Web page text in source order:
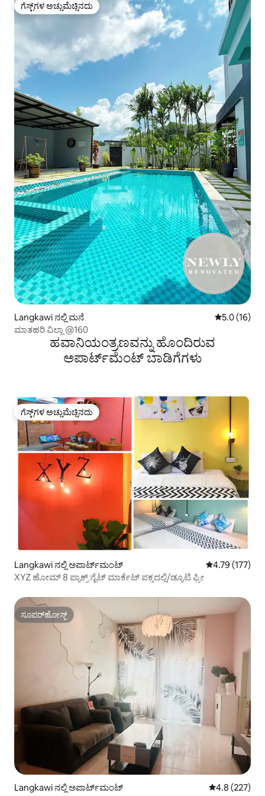
ಗೆಸ್ಟ್‌ಗಳ ಅಚ್ಚುಮೆಚ್ಚಿನದು
ಗೆಸ್ಟ್‌ಗಳ ಅಚ್ಚುಮೆಚ್ಚಿನದು
Langkawi ನಲ್ಲಿ ಮನೆ 5 ರಲ್ಲಿ 5.0
5.0 (16)
ಮಾತಹರಿ ವಿಲ್ಲಾ @160
ಹವಾನಿಯಂತ್ರಣವನ್ನು ಹೊಂದಿರುವ
ಅಪಾರ್ಟ್‌ಮೆಂಟ್‌ ಬಾಡಿಗೆಗಳು
ಗೆಸ್ಟ್‌ಗಳ ಅಚ್ಚುಮೆಚ್ಚಿನದು
ಗೆಸ್ಟ್‌ಗಳ ಅಚ್ಚುಮೆಚ್ಚಿನದು
Langkawi ನಲ್ಲಿ ಅಪಾರ್ಟ್‌ಮಂಟ್ 5 ರಲ್ಲಿ 4.79
4.79 (177)
XYZ ಹೋಮ್ 8 ಪ್ಯಾಕ್ಸ್ ನೈಟ್ ಮಾರ್ಕೆಟ್ ಪಕ್ಕದಲ್ಲಿ/ಡ್ಯೂಟಿ ಫ್ರೀ
ಸೂಪರ್‌ಹೋಸ್ಟ್
ಸೂಪರ್‌ಹೋಸ್ಟ್
Langkawi ನಲ್ಲಿ ಅಪಾರ್ಟ್‌ಮಂಟ್ 5 ರಲ್ಲಿ 4.8
4.8 (227)